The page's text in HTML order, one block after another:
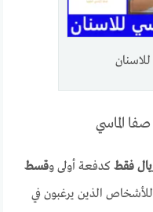
كدفعة أولى وقسط
الذين يرغبون في